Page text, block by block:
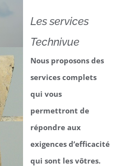
Les services
Technivue
Nous proposons des
services complets
qui vous
permettront de
répondre aux
exigences d’efficacité
qui sont les vôtres.